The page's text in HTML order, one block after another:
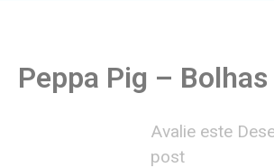
Peppa Pig – Bolhas
Avalie este
post